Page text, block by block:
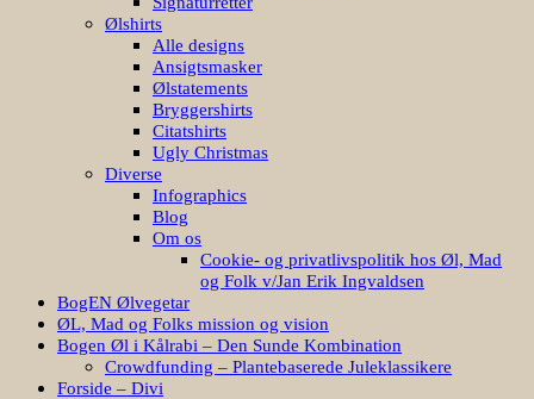
Ølshirts
Alle designs
Ansigtsmasker
Ølstatements
Bryggershirts
Citatshirts
Ugly Christmas
Diverse
Infographics
Blog
Om os
Cookie- og privatlivspolitik hos Øl, Mad
og Folk v/Jan Erik Ingvaldsen
BogEN Ølvegetar
ØL, Mad og Folks mission og vision
Bogen Øl i Kålrabi – Den Sunde Kombination
Crowdfunding – Plantebaserede Juleklassikere
Forside – Divi